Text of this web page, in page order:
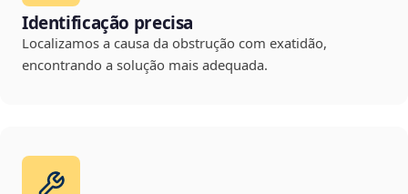
Identificação precisa
Localizamos a causa da obstrução com exatidão,
encontrando a solução mais adequada.